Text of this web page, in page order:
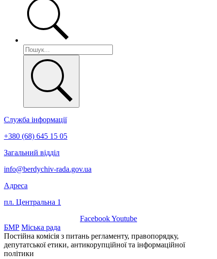
Служба інформації
+380 (68) 645 15 05
Загальний відділ
info@berdychiv-rada.gov.ua
Адреса
пл. Центральна 1
FacebookYoutube
БМР Міська рада
Постійна комісія з питань регламенту, правопорядку,
депутатської етики, антикорупційної та інформаційної
політики